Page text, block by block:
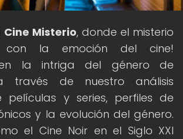
Cine Misterio, donde el misterio
con la emoción del cine!
en la intriga del género de
través de nuestro análisis
películas y series, perfiles de
y la evolución del género.
el Cine Noir en el Siglo XXI